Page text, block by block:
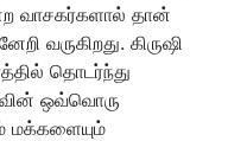
வாசகர்களால் தான்
வருகிறது. கிருஷி
தொடர்ந்து
ஒவ்வொரு
மக்களையும்